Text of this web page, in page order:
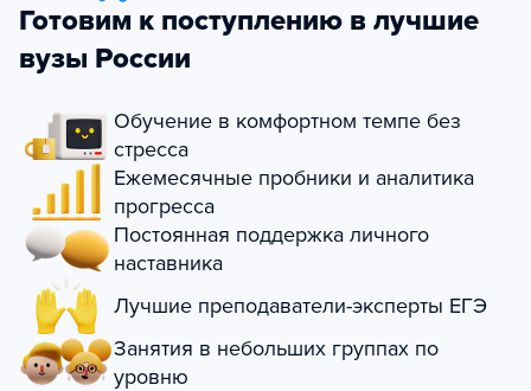
Готовим к поступлению в лучшие
вузы России
Обучение в комфортном темпе без
стресса
Ежемесячные пробники и аналитика
прогресса
Постоянная поддержка личного
наставника
Лучшие преподаватели-эксперты ЕГЭ
Занятия в небольших группах по
уровню